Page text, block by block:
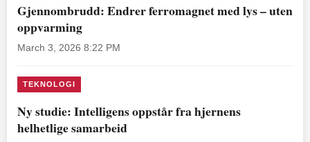
Gjennombrudd: Endrer ferromagnet med lys – uten
oppvarming
March 3, 2026 8:22 PM
TEKNOLOGI
Ny studie: Intelligens oppstår fra hjernens
helhetlige samarbeid